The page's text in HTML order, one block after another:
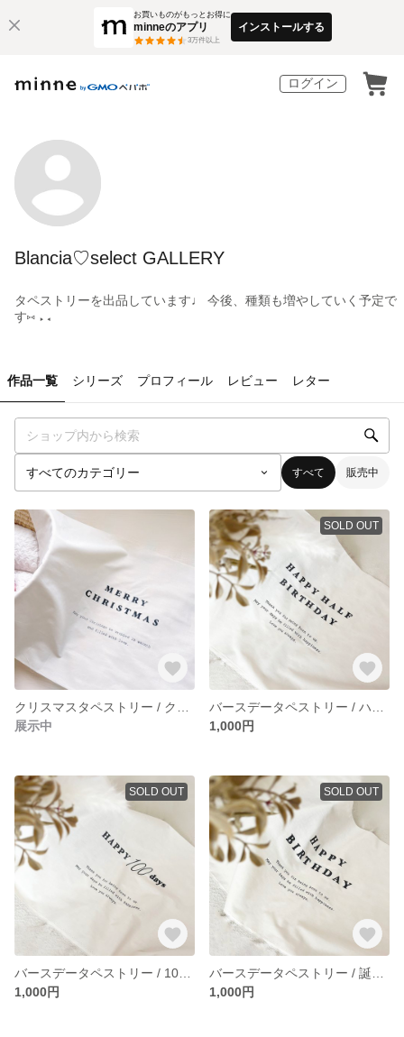
お買いものがもっとお得に
minneのアプリ
3万件以上
インストールする
ログイン
Blancia♡select GALLERY
タペストリーを出品しています♩︎ 今後、種類も増やしていく予定で
す⑅ ▸◂
作品一覧 シリーズ プロフィール レビュー レター
すべて 販売中
展示中
SOLD OUT
1,000円
SOLD OUT
1,000円
SOLD OUT
1,000円